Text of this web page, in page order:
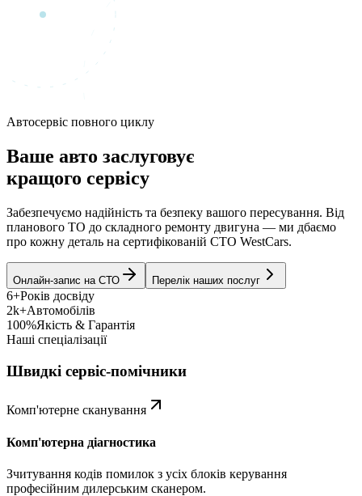
Автосервіс повного циклу
Ваше авто заслуговує
кращого сервісу
Забезпечуємо надійність та безпеку вашого пересування. Від
планового ТО до складного ремонту двигуна — ми дбаємо
про кожну деталь на сертифікованій СТО WestCars.
Онлайн-запис на СТО Перелік наших послуг
6+Років досвіду
2k+Автомобілів
100%Якість & Гарантія
Наші спеціалізації
Швидкі сервіс-помічники
Комп'ютерне сканування
Комп'ютерна діагностика
Зчитування кодів помилок з усіх блоків керування
професійним дилерським сканером.